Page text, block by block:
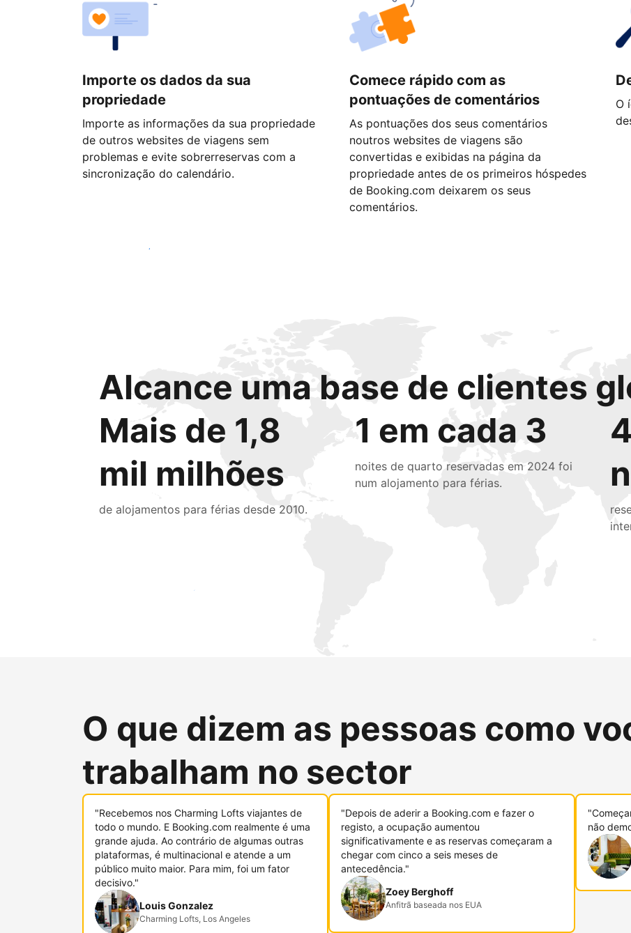
Importe os dados da sua
propriedade
Importe as informações da sua propriedade
de outros websites de viagens sem
problemas e evite sobrerreservas com a
sincronização do calendário.
Comece rápido com as
pontuações de comentários
As pontuações dos seus comentários
noutros websites de viagens são
convertidas e exibidas na página da
propriedade antes de os primeiros hóspedes
de Booking.com deixarem os seus
comentários.
O
Comece hoje mesmo
Alcance uma base de clientes
Mais de 1,8
mil milhões
de alojamentos para férias desde 2010.
1 em cada 3
noites de quarto reservadas em 2024 foi
num alojamento para férias.
Chegue hoje mesmo a novas pessoas
O que dizem as pessoas como
trabalham no sector
"Recebemos nos Charming Lofts viajantes de
todo o mundo. E Booking.com realmente é uma
grande ajuda. Ao contrário de algumas outras
plataformas, é multinacional e atende a um
público muito maior. Para mim, foi um fator
decisivo."
Louis Gonzalez
Charming Lofts, Los Angeles
"Depois de aderir a Booking.com e fazer o
registo, a ocupação aumentou
significativamente e as reservas começaram a
chegar com cinco a seis meses de
antecedência."
Zoey Berghoff
Anfitrã baseada nos EUA
não